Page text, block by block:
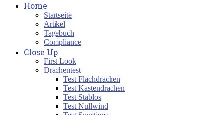
Home
Startseite
Artikel
Tagebuch
Compliance
Close Up
First Look
Drachentest
Test Flachdrachen
Test Kastendrachen
Test Stablos
Test Nullwind